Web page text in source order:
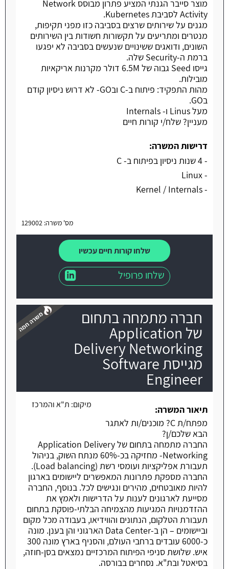
מוצר סייבר הגנתי המציע פתרון מבוסס Network
Activity לסביבת Kubernetes.
מגנים על שירותים שרצים בסביבה כזו מפני תקיפות,
מנטרים ומתריעים על תקשורות חשודות בין השירותים
השונים, ודואגים ששינויים שנעשים בסביבה לא יפגעו
ברמת ה-Security שלה.
גייסו Seed גבוה של 6.5M דולר מקרנות אריקאיות
מובילות.
מהות התפקיד: פיתוח ב-C ובGO- לא דרוש ניסיון קודם
בGO.
מעל Linus ו- Internals
מעניין? שלח/י קורות חיים
דרישות המשרה:
- 4 שנות ניסיון בפיתוח ב- C
- Linux
- Kernel / Internals
מס' משרה: 129002
שלחו קורות חיים עכשיו
שלחו פרופיל
חברה מתמחה בתחום
של Application
Delivery Networking
מגייסת Software
Engineer
מיקום: ת"א והמרכז
תיאור המשרה:
מפתח/ת C? מוכנים/ות לאתגר
הבא שלכם/ן?
החברה מתמחה בתחום של Application Delivery
Networking- מחזיקה בכ-60% מנתח השוק, בניהול
תעבורת אפליקציות ועומסי רשת (Load balancing).
החברה מספקת פתרונות המאפשרים ליישומים בארגון
להיות מאובטחים, מהירים ונגישים לכל. בנוסף, החברה
מסייעת לארגונים לענות על הדרישות ולאמץ את
ההזדמנויות המגיעות מהצמיחה הבלתי-פוסקת בתחום
תעבורת הטלקום, הנתונים והווידיאו, בעבודה מכל מקום
וביישומים – הן ב-Data Center הארגוני והן בענן. מונה
כ-6000 עובדים ברחבי העולם, והסניף בארץ מונה 300
איש. שלושת סניפי הפיתוח המרכזיים נמצאים בסן-חוזה,
בסיאטל ובת"א. נסחרים בבורסה.